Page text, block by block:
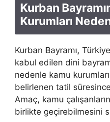
Kurban
Kurumları
Kurban Bayramı,
kabul edilen dini
nedenle kamu
belirlenen tatil
Amaç, kamu
birlikte geçirebilmesini